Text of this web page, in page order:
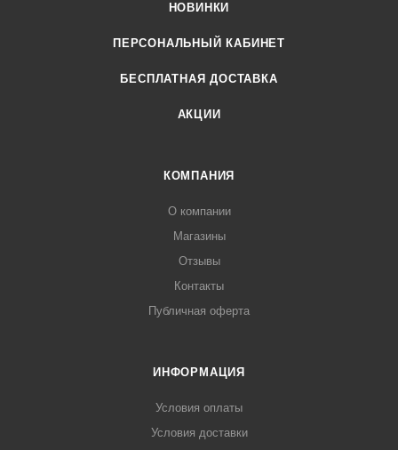
НОВИНКИ
ПЕРСОНАЛЬНЫЙ КАБИНЕТ
БЕСПЛАТНАЯ ДОСТАВКА
АКЦИИ
КОМПАНИЯ
О компании
Магазины
Отзывы
Контакты
Публичная оферта
ИНФОРМАЦИЯ
Условия оплаты
Условия доставки